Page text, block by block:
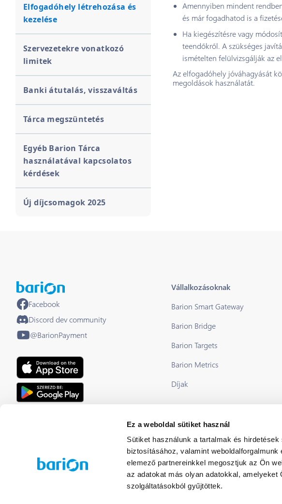
Ez a weboldal sütiket használ
Sütiket használunk a tartalmak és
biztosításához, valamint
elemező partnereinkkel megosztjuk az Ön
az adatokat más olyan adatokkal,
szolgáltatásokból gyűjtöttek.
Elfogadóhely létrehozása és
kezelése
Szervezetekre vonatkozó
limitek
Banki átutalás, visszaváltás
Tárca megszüntetés
Egyéb Barion Tárca
használatával kapcsolatos
kérdések
Új díjcsomagok 2025
Amennyiben mindent
és már fogadhatod is a
Ha kiegészítésre vagy
teendőkről. A szükséges
ismételten felülvizsgálják az
Az elfogadóhely jóváhagyását
megoldások használatát.
Facebook
Discord dev community
@BarionPayment
EU Licensed & Regulated Financial
Vállalkozásoknak
Barion Smart Gateway
Barion Bridge
Barion Targets
Barion Metrics
Díjak